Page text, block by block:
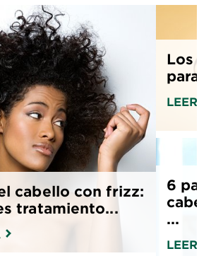
cabello con frizz:
tratamiento...
Los
para
LEER
6
...
LEER